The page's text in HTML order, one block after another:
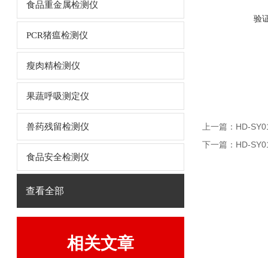
食品重金属检测仪
PCR猪瘟检测仪
瘦肉精检测仪
果蔬呼吸测定仪
兽药残留检测仪
食品安全检测仪
查看全部
相关文章
验
上一篇： HD-
下一篇： HD-